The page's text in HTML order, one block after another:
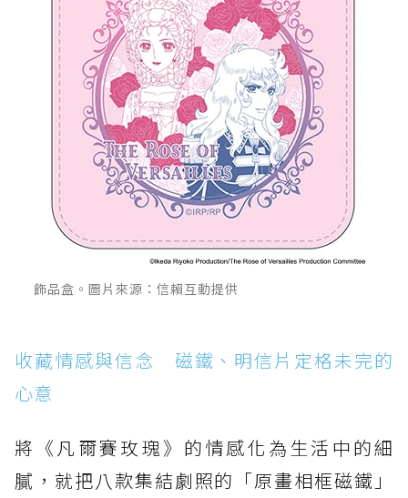
飾品盒。圖片來源：信賴互動提供
收藏情感與信念 磁鐵、明信片定格未完的
心意
將《凡爾賽玫瑰》的情感化為生活中的細
膩，就把八款集結劇照的「原畫相框磁鐵」